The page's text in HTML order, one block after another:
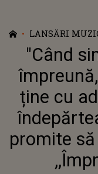
LANSĂRI
"Când
ține cu
promite